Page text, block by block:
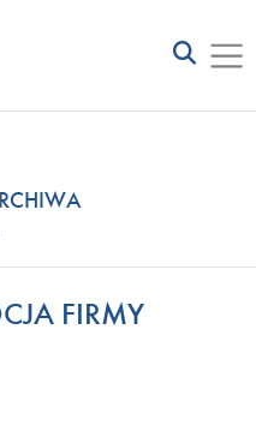
FIRMY